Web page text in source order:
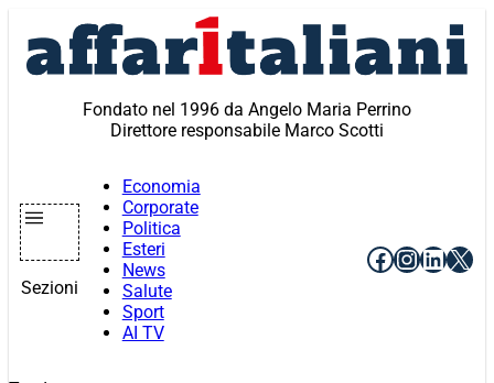
contenuto
Fondato nel 1996 da Angelo Maria Perrino
Direttore responsabile Marco Scotti
Sezioni
Economia
Corporate
Politica
Esteri
News
Salute
Sport
AI TV
Facebook
X